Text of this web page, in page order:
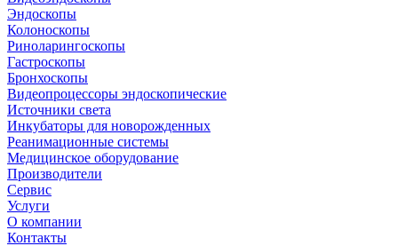
Эндоскопы
Колоноскопы
Риноларингоскопы
Гастроскопы
Бронхоскопы
Видеопроцессоры эндоскопические
Источники света
Инкубаторы для новорожденных
Реанимационные системы
Медицинское оборудование
Производители
Сервис
Услуги
О компании
Контакты